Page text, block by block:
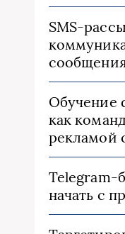
SMS-
Обучение
как
рекламой
Telegram-
начать с